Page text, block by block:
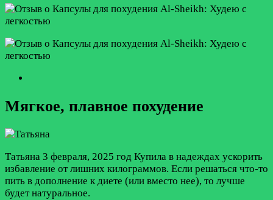
Мягкое, плавное похудение
Татьяна 3 февраля, 2025 год Купила в надеждах ускорить
избавление от лишних килограммов. Если решаться что-то
пить в дополнение к диете (или вместо нее), то лучше
будет натуральное.